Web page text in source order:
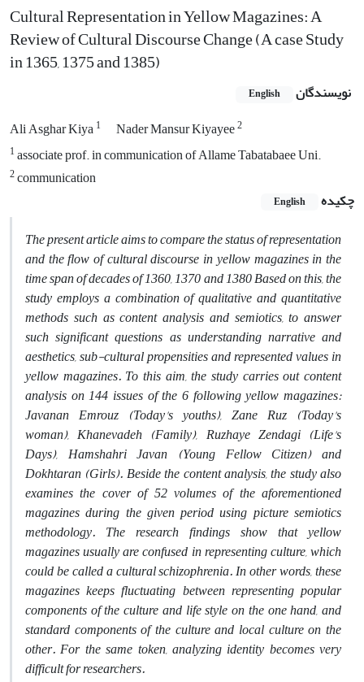
Cultural Representation in Yellow Magazines: A
Review of Cultural Discourse Change (A case Study
in 1365, 1375 and 1385)
نویسندگان English
Ali Asghar Kiya1 Nader Mansur Kiyayee2
1associate prof. in communication of Allame Tabatabaee Uni.
2communication
چکیده
English
The present article aims to compare the status of representation
and the flow of cultural discourse in yellow magazines in the
time span of decades of 1360, 1370 and 1380 Based on this, the
study employs a combination of qualitative and quantitative
methods such as content analysis and semiotics, to answer
such significant questions as understanding narrative and
aesthetics, sub-cultural propensities and represented values in
yellow magazines. To this aim, the study carries out content
analysis on 144 issues of the 6 following yellow magazines:
Javanan Emrouz (Today's youths), Zane Ruz (Today's
woman), Khanevadeh (Family), Ruzhaye Zendagi (Life's
Days), Hamshahri Javan (Young Fellow Citizen) and
Dokhtaran (Girls). Beside the content analysis, the study also
examines the cover of 52 volumes of the aforementioned
magazines during the given period using picture semiotics
methodology. The research findings show that yellow
magazines usually are confused in representing culture, which
could be called a cultural schizophrenia. In other words, these
magazines keeps fluctuating between representing popular
components of the culture and life style on the one hand, and
standard components of the culture and local culture on the
other. For the same token, analyzing identity becomes very
difficult for researchers.